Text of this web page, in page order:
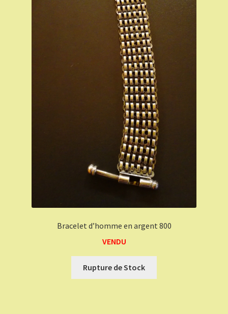
Bracelet d’homme en argent 800
VENDU
Rupture de Stock